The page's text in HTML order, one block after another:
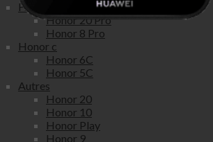
Honor pro
Honor 20 Pro
Honor 8 Pro
Honor c
Honor 6C
Honor 5C
Autres
Honor 20
Honor 10
Honor Play
Honor 9